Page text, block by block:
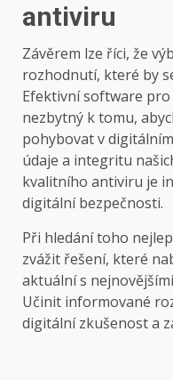
antiviru
Závěrem lze říci, že
rozhodnutí, které by
Efektivní software
nezbytný k tomu,
pohybovat v
údaje a integritu
kvalitního antiviru je
digitální bezpečnosti.
Při hledání toho
zvážit řešení, které
aktuální s
Učinit informované
digitální zkušenost a